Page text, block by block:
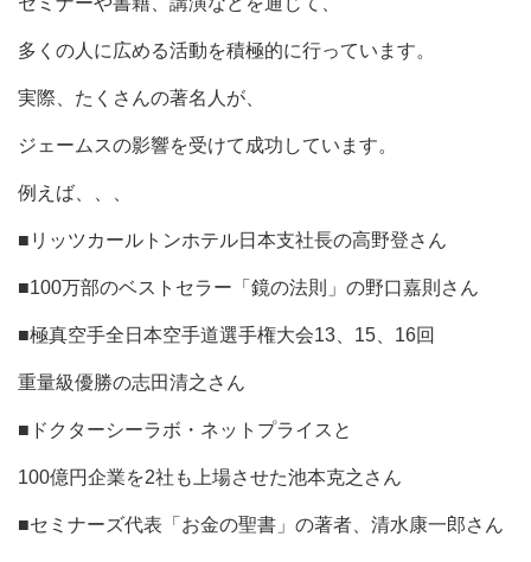
多くの人に広める活動を積極的に行っています。
実際、たくさんの著名人が、
ジェームスの影響を受けて成功しています。
例えば、、、
■リッツカールトンホテル日本支社長の高野登さん
■100万部のベストセラー「鏡の法則」の野口嘉則さん
■極真空手全日本空手道選手権大会13、15、16回
重量級優勝の志田清之さん
■ドクターシーラボ・ネットプライスと
100億円企業を2社も上場させた池本克之さん
■セミナーズ代表「お金の聖書」の著者、清水康一郎さん